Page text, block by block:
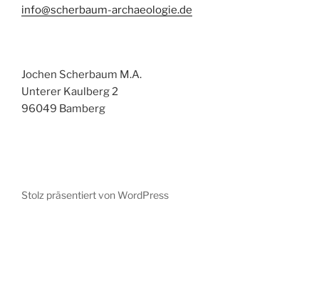
info@scherbaum-archaeologie.de
Jochen Scherbaum M.A.
Unterer Kaulberg 2
96049 Bamberg
Stolz präsentiert von WordPress